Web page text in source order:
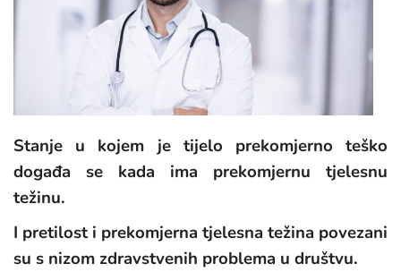
Stanje u kojem je tijelo prekomjerno teško
događa se kada ima prekomjernu tjelesnu
težinu.
I pretilost i prekomjerna tjelesna težina povezani
su s nizom zdravstvenih problema u društvu.